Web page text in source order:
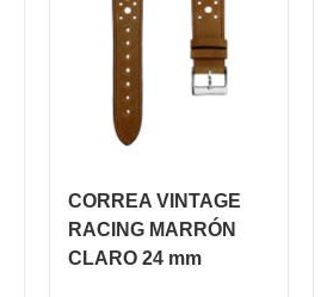
CORREA VINTAGE
RACING MARRÓN
CLARO 24 mm